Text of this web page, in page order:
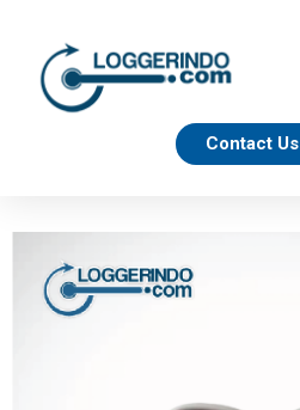
Contact Us